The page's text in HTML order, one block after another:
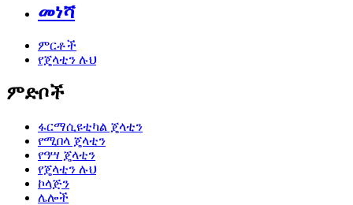
መነሻ
ምርቶች
የጄላቲን ሉህ
ምድቦች
ፋርማሲዩቲካል ጄላቲን
የሚበላ ጄላቲን
የዓሣ ጄላቲን
የጄላቲን ሉህ
ኮላጅን
ሌሎች